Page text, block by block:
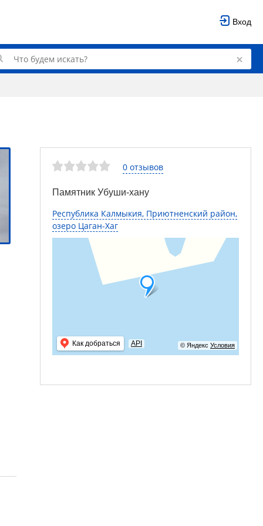
Вход
0 отзывов
Памятник Убуши-хану
Республика Калмыкия, Приютненский район,
озеро Цаган-Хаг
© Яндекс Условия
Как добраться API